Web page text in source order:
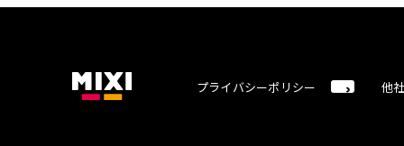
プライバシーポリシー 他